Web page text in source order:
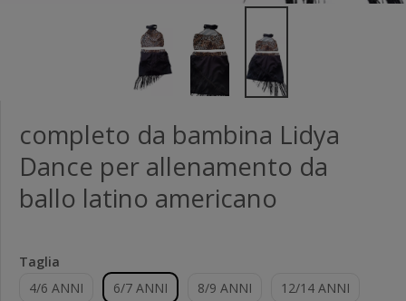
completo da bambina Lidya
Dance per allenamento da
ballo latino americano
Taglia
4/6 ANNI
6/7 ANNI 8/9 ANNI 12/14 ANNI